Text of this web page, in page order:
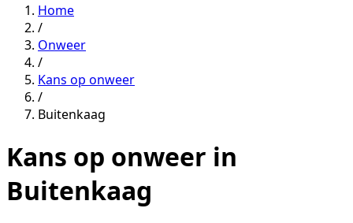
Home
/
Onweer
/
Kans op onweer
/
Buitenkaag
Kans op onweer in
Buitenkaag